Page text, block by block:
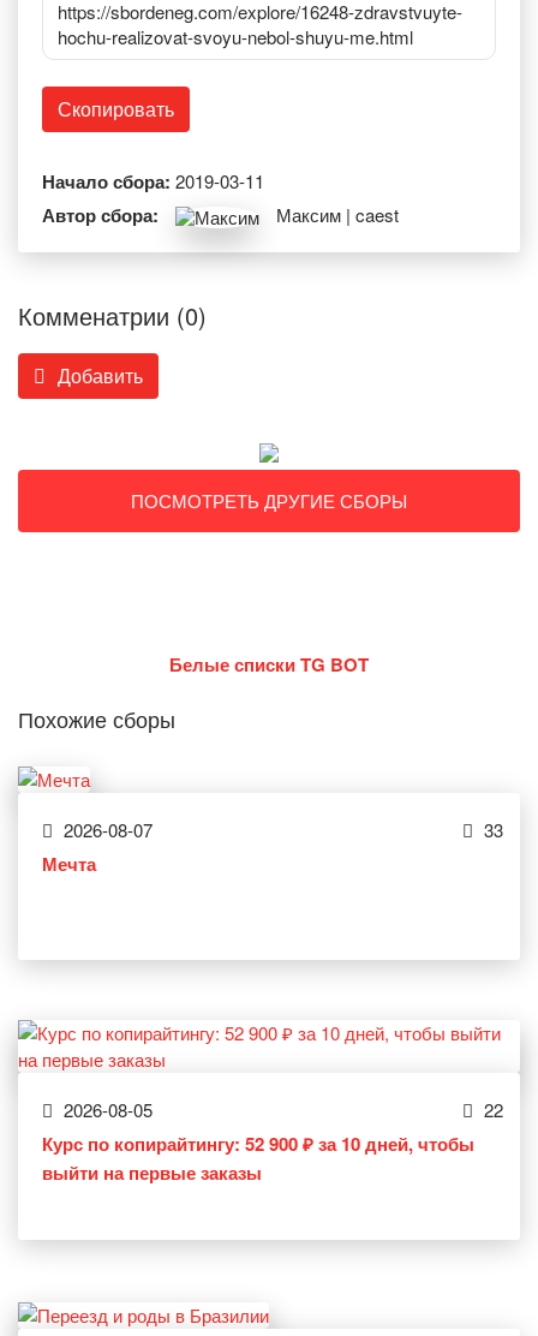
https://sbordeneg.com/explore/16248-zdravstvuyte-
hochu-realizovat-svoyu-nebol-shuyu-me.html
Скопировать
Начало сбора: 2019-03-11
Автор сбора: Максим | caest
Комменатрии (0)
Добавить
ПОСМОТРЕТЬ ДРУГИЕ СБОРЫ
Белые списки TG BOT
Похожие сборы
2026-08-07 33
Мечта
2026-08-05 22
Курс по копирайтингу: 52 900 ₽ за 10 дней, чтобы
выйти на первые заказы